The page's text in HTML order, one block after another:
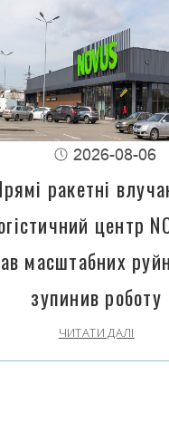
2026-08-06
ракетні
центр
масштабних
зупинив роботу
ЧИТАТИ ДАЛІ